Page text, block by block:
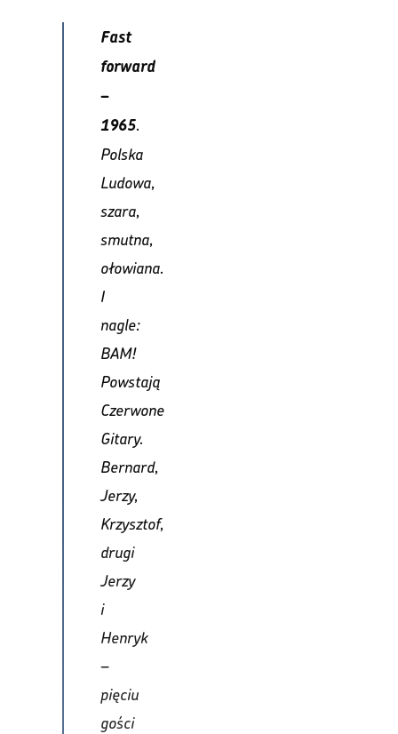
Fast
forward
–
1965.
Polska
Ludowa,
szara,
smutna,
ołowiana.
I
nagle:
BAM!
Powstają
Czerwone
Gitary.
Bernard,
Jerzy,
Krzysztof,
drugi
Jerzy
i
Henryk
–
pięciu
gości